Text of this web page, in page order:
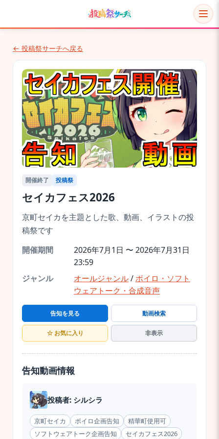
← 投稿祭サーチへ戻る
開催終了 投稿祭
セイカフェス2026
京町セイカを主題とした歌、動画、イラストの投
稿祭です
開催期間
2026年7月1日 〜 2026年7月31日
23:59
ジャンル
オールジャンル/ボイロ・ソフト
ウェアトーク・合成音声
告知を見る 動画検索
☆ お気に入り 非表示
告知動画情報
投稿者: シルシラ
京町セイカ ボイロ企画告知
精華町使用可
ソフトウェアトーク企画告知
セイカフェス2026